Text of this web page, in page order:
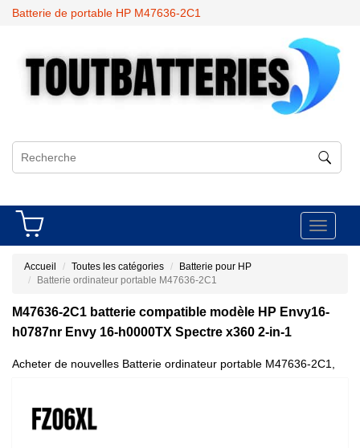
Batterie de portable HP M47636-2C1
Toggle
Accueil Toutes les catégories
Batterie pour HP
Batterie ordinateur portable M47636-2C1
M47636-2C1 batterie compatible modèle HP Envy16-
h0787nr Envy 16-h0000TX Spectre x360 2-in-1
Acheter de nouvelles Batterie ordinateur portable M47636-2C1,